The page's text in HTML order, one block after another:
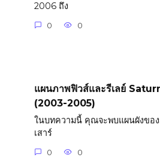
2006 ถึง
0 0
แผนภาพฟิวส์และรีเลย์
(2003-2005)
ในบทความนี้ คุณจะพบแผนผังขอ
เสาร์
0 0